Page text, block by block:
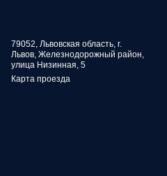
79052, Львовская область, г.
Львов, Железнодорожный район,
улица Низинная, 5
Карта проезда